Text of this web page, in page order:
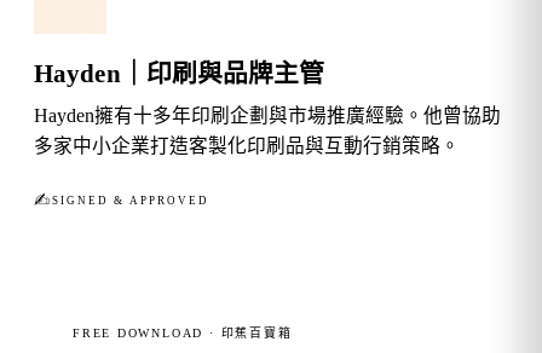
Hayden｜印刷與品牌主管
Hayden擁有十多年印刷企劃與市場推廣經驗。他曾協助
多家中小企業打造客製化印刷品與互動行銷策略。
✍︎ SIGNED & APPROVED
FREE DOWNLOAD · 印蕉百寶箱